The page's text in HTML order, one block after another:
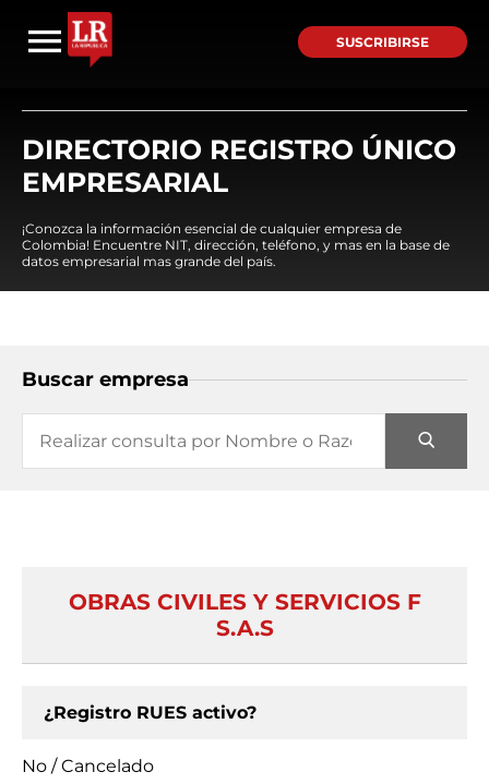
SUSCRIBIRSE
DIRECTORIO REGISTRO ÚNICO
EMPRESARIAL
¡Conozca la información esencial de cualquier empresa de
Colombia! Encuentre NIT, dirección, teléfono, y mas en la base de
datos empresarial mas grande del país.
Buscar empresa
OBRAS CIVILES Y SERVICIOS F
S.A.S
¿Registro RUES activo?
No / Cancelado